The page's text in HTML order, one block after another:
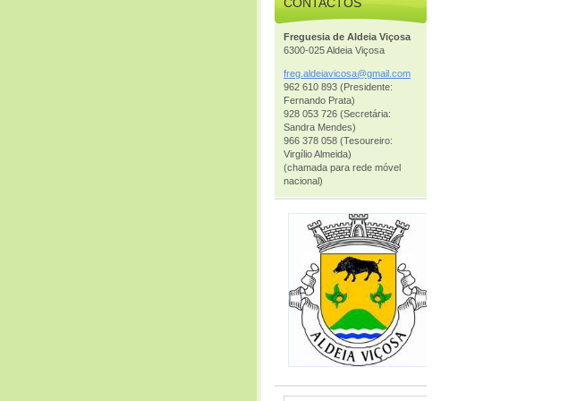
Freguesia de Aldeia Viçosa
6300-025 Aldeia Viçosa
freg.aldeiavicosa@gmail. com
962 610 893 (Presidente:
Fernando Prata)
928 053 726 (Secretária:
Sandra Mendes)
966 378 058 (Tesoureiro:
Virgílio Almeida)
(chamada para rede móvel
nacional)